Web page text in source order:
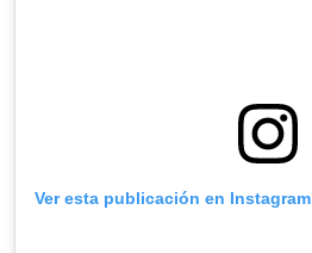
Ver esta publicación en Instagram